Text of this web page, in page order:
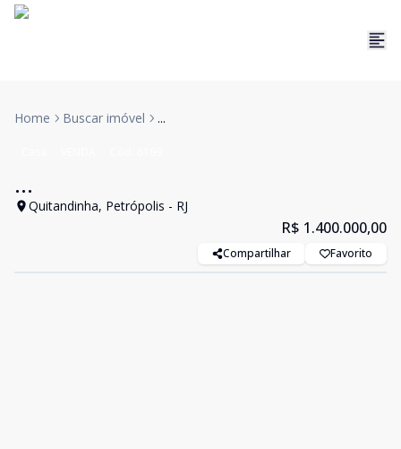
Home Buscar imóvel ...
...
Quitandinha, Petrópolis - RJ
R$ 1.400.000,00
Compartilhar Favorito